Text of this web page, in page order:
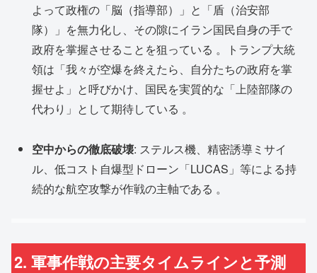
よって政権の「脳（指導部）」と「盾（治安部
隊）」を無力化し、その隙にイラン国民自身の手で
政府を掌握させることを狙っている 。トランプ大統
領は「我々が空爆を終えたら、自分たちの政府を掌
握せよ」と呼びかけ、国民を実質的な「上陸部隊の
代わり」として期待している 。
空中からの徹底破壊: ステルス機、精密誘導ミサイ
ル、低コスト自爆型ドローン「LUCAS」等による持
続的な航空攻撃が作戦の主軸である 。
2. 軍事作戦の主要タイムラインと予測